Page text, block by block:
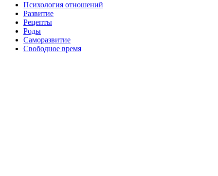
Психология отношений
Развитие
Рецепты
Роды
Саморазвитие
Свободное время